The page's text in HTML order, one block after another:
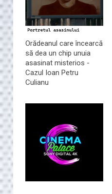
Orădeanul care încearcă
să dea un chip unuia
asasinat misterios -
Cazul Ioan Petru
Culianu